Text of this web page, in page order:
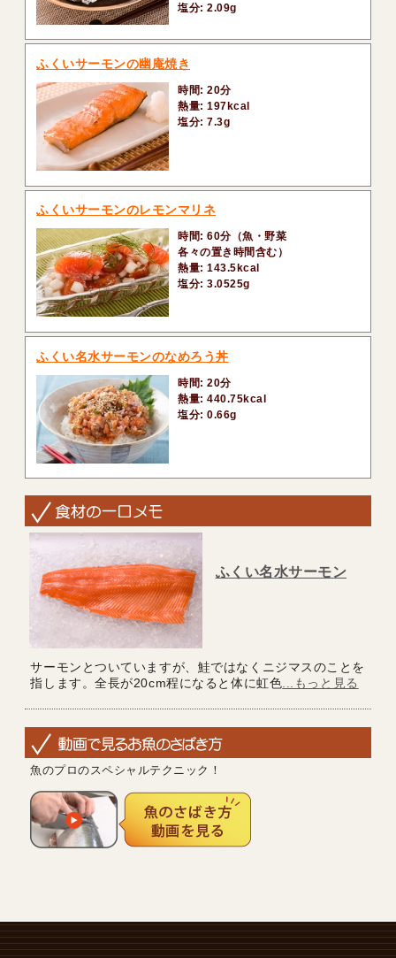
塩分: 2.09g
ふくいサーモンの幽庵焼き
時間: 20分
熱量: 197kcal
塩分: 7.3g
ふくいサーモンのレモンマリネ
時間: 60分（魚・野菜
各々の置き時間含む）
熱量: 143.5kcal
塩分: 3.0525g
ふくい名水サーモンのなめろう丼
時間: 20分
熱量: 440.75kcal
塩分: 0.66g
ふくい名水サーモン
サーモンとついていますが、鮭ではなくニジマスのことを
指します。全長が20cm程になると体に虹色 ...もっと見る
魚のプロのスペシャルテクニック！